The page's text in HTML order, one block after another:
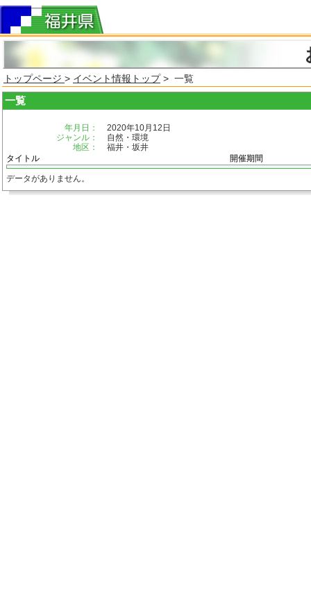
トップページ > イベント情報トップ> 一覧
一覧
年月日：
2020年10月12日
ジャンル：
自然・環境
地区：
福井・坂井
タイトル
開催期間
データがありません。